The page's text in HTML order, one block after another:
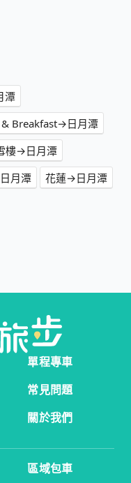
潭
Breakfast→日月潭
樓→日月潭
月潭
花蓮→日月潭
單程專車
常見問題
關於我們
區域包車